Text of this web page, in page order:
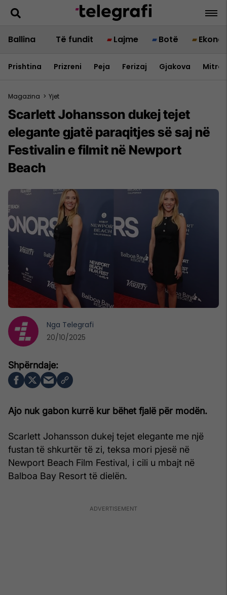
Ballina Të fundit Lajme Botë
Prishtina Prizreni Peja Ferizaj Gjakova
Magazina > Yjet
Scarlett Johansson dukej tejet
elegante gjatë paraqitjes së saj në
Festivalin e filmit në Newport
Beach
Ajo nuk gabon kurrë kur bëhet fjalë për modën.
Scarlett Johansson dukej tejet elegante me një
fustan të shkurtër të zi, teksa mori pjesë në
Newport Beach Film Festival, i cili u mbajt në
Balboa Bay Resort të dielën.
Nga Telegrafi
20/10/2025